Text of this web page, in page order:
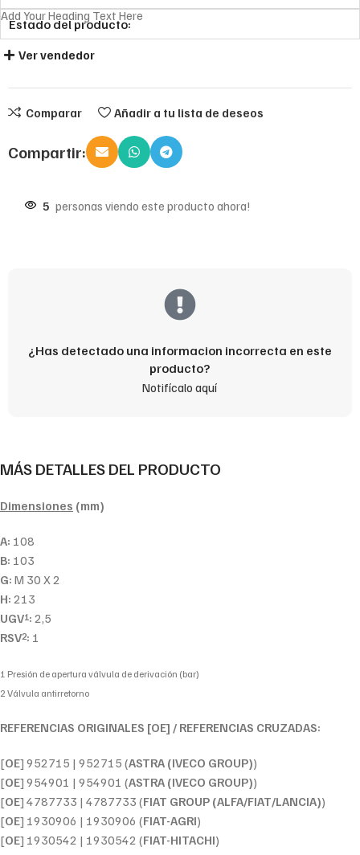
Estado del producto:
Add Your Heading Text Here
Ver vendedor
Comparar Añadir a tu lista de deseos
Compartir:
5 personas viendo este producto ahora!
¿Has detectado una informacion incorrecta en este
producto?
Notifícalo aquí
MÁS DETALLES DEL PRODUCTO
Dimensiones (mm)
A: 108
B: 103
G: M 30 X 2
H: 213
UGV1: 2,5
RSV2: 1
1 Presión de apertura válvula de derivación (bar)
2 Válvula antirretorno
REFERENCIAS ORIGINALES [OE] / REFERENCIAS CRUZADAS:
[OE] 952715 | 952715 (ASTRA (IVECO GROUP))
[OE] 954901 | 954901 (ASTRA (IVECO GROUP))
[OE] 4787733 | 4787733 (FIAT GROUP (ALFA/FIAT/LANCIA))
[OE] 1930906 | 1930906 (FIAT-AGRI)
[OE] 1930542 | 1930542 (FIAT-HITACHI)